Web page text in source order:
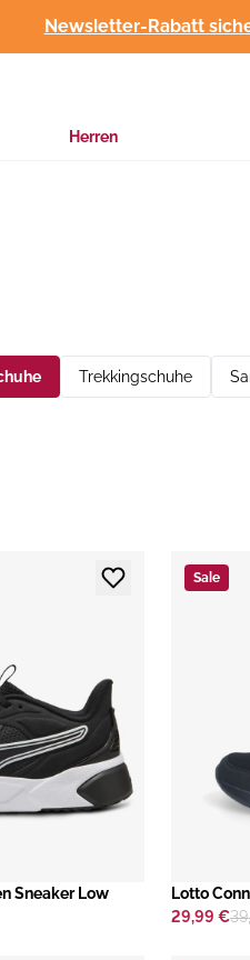
Newsletter-Rabatt
Herren
Trekkingschuhe
Sneaker Low
Sale
Lotto
29,99 €